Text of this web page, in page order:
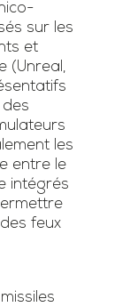
sur les
et
(Unreal,
les
entre le
intégrés
feux